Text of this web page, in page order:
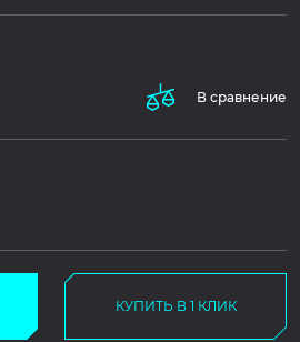
В сравнение
КУПИТЬ В 1 КЛИК